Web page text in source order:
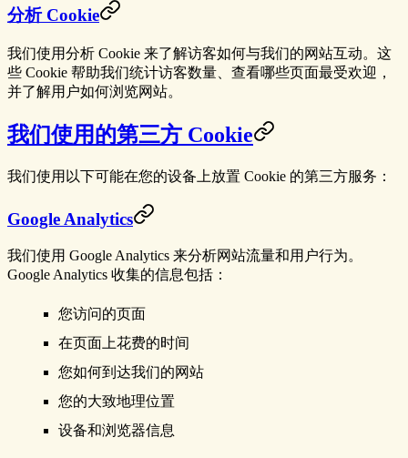
分析 Cookie
我们使用分析 Cookie 来了解访客如何与我们的网站互动。这
些 Cookie 帮助我们统计访客数量、查看哪些页面最受欢迎，
并了解用户如何浏览网站。
我们使用的第三方 Cookie
我们使用以下可能在您的设备上放置 Cookie 的第三方服务：
Google Analytics
我们使用 Google Analytics 来分析网站流量和用户行为。
Google Analytics 收集的信息包括：
您访问的页面
在页面上花费的时间
您如何到达我们的网站
您的大致地理位置
设备和浏览器信息